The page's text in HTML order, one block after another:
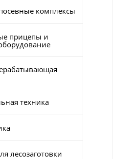
комплексы
прицепы и
техника
лесозаготовки